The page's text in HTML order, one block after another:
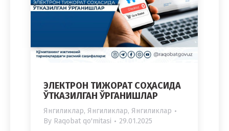
ЭЛЕКТРОН ТИЖОРАТ СОҲАСИДА
ЎТКАЗИЛГАН ЎРГАНИШЛАР
Янгиликлар, Янгиликлар, Янгиликлар
By Raqobat qo'mitasi 29.01.2025